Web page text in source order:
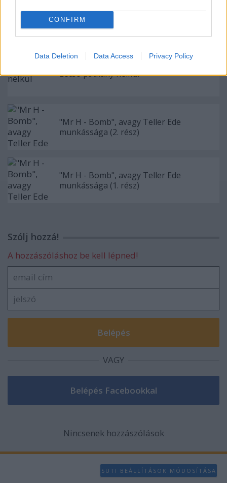
CONFIRM
Data Deletion Data Access Privacy Policy
Ismét megszálltuk Mohácsot
Lecsó patkány nélkül
"Mr H - Bomb", avagy Teller Ede
munkássága (2. rész)
"Mr H - Bomb", avagy Teller Ede
munkássága (1. rész)
Szólj hozzá!
A hozzászóláshoz be kell lépned!
VAGY
Nincsenek hozzászólások
SÜTI BEÁLLÍTÁSOK MÓDOSÍTÁSA